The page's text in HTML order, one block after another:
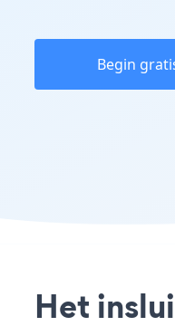
Begin
Het